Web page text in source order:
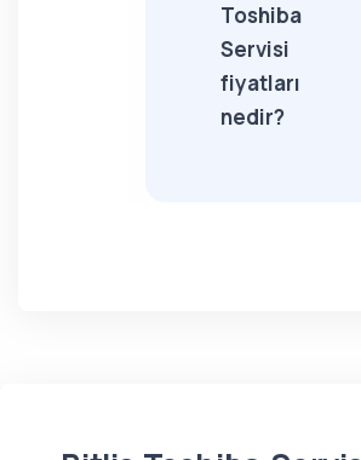
Toshiba
Servisi
fiyatları
nedir?